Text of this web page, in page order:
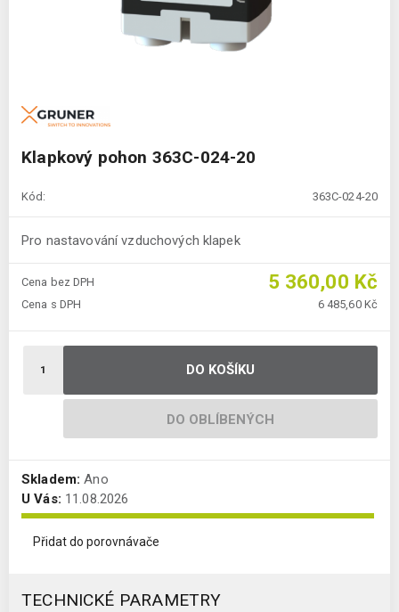
Klapkový pohon 363C-024-20
Kód: 363C-024-20
Pro nastavování vzduchových klapek
Cena bez DPH 5 360,00 Kč
Cena s DPH 6 485,60 Kč
DO KOŠÍKU
DO OBLÍBENÝCH
Skladem: Ano
U Vás: 11.08.2026
Přidat do porovnávače
TECHNICKÉ PARAMETRY